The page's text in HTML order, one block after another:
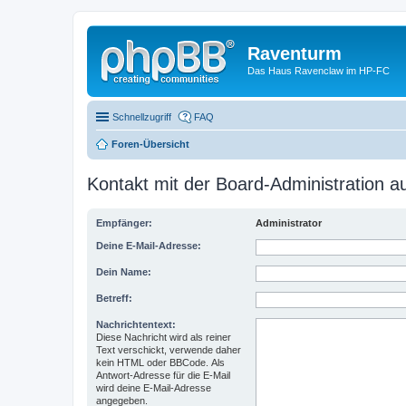
Raventurm
Das Haus Ravenclaw im HP-FC
Schnellzugriff FAQ
Foren-Übersicht
Kontakt mit der Board-Administration
Empfänger: Administrator
Deine E-Mail-Adresse:
Dein Name:
Betreff:
Nachrichtentext:
Diese Nachricht wird als reiner
Text verschickt, verwende daher
kein HTML oder BBCode. Als
Antwort-Adresse für die E-Mail
wird deine E-Mail-Adresse
angegeben.